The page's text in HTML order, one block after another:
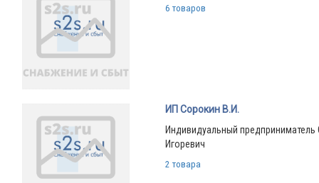
6 товаров
ИП Сорокин В.И.
Индивидуальный предприниматель
Игоревич
2 товара